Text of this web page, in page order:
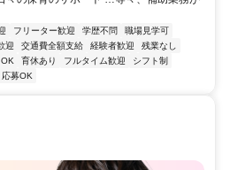
フリーター歓迎 学歴不問
職場見学可
迎 交通費全額支給 経験者歓迎
残業なし
OK 育休あり フルタイム歓迎
シフト制
応募OK